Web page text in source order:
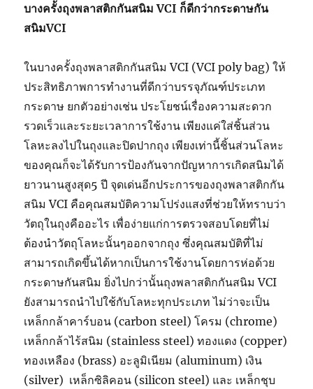
บางครั้งถุงพลาสติกกันสนิมVCI ก็ดีกว่ากระดาษกัน
สนิมVCI
ในบางครั้งถุงพลาสติกกันสนิม VCI (VCI poly bag) ให้
ประสิทธิภาพการทำงานที่ดีกว่าบรรจุภัณฑ์ประเภท
กระดาษ ยกตัวอย่างเช่น ประโยชน์เรื่องความสะดวก
รวดเร็วและระยะเวลาการใช้งาน เพียงแค่ใส่ชิ้นส่วน
โลหะลงไปในถุงและปิดปากถุง เพียงเท่านี้ชิ้นส่วนโลหะ
ของคุณก็จะได้รับการป้องกันจากปัญหาการเกิดสนิมได้
ยาวนานสูงสุด5 ปี จุดเด่นอีกประการของถุงพลาสติกกัน
สนิม VCI คือคุณสมบัติความโปร่งแสงที่ช่วยให้ทราบว่า
วัตถุในถุงคืออะไร เพื่อง่ายแก่การตรวจสอบโดยที่ไม่
ต้องนำวัตถุโลหะนั้นๆออกจากถุง ซึ่งคุณสมบัติที่ไม่
สามารถเกิดขึ้นได้หากเป็นการใช้งานโดยการห่อด้วย
กระดาษกันสนิม ยิ่งไปกว่านั้นถุงพลาสติกกันสนิม VCI
ยังสามารถนำไปใช้กับโลหะทุกประเภท ไม่ว่าจะเป็น
เหล็กกล้าคาร์บอน (carbon steel) โครม (chrome)
เหล็กกล้าไร้สนิม (stainless steel) ทองแดง (copper)
ทองเหลือง (brass) อะลูมิเนียม (aluminum) เงิน
(silver) เหล็กซิลิคอน (silicon steel) และ เหล็กชุบ